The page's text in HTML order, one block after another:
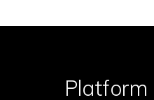
Platform